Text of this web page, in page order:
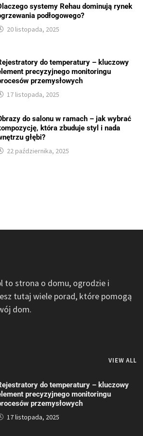
systemy Rehau dominują rynek
podłogowego?
20 listopada, 2025
do temperatury – kluczowy
precyzyjnego monitoringu
przemysłowych
17 listopada, 2025
do salonu w ramach – jak wybrać
która zbuduje styl i nada
głębi?
22 października, 2025
to strona o domu, ogrodzie i
tutaj wiele porad, które pomogą
dom.
VIEW ALL
do temperatury – kluczowy
precyzyjnego monitoringu
przemysłowych
17 listopada, 2025